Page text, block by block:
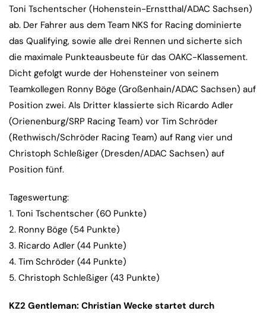
Toni Tschentscher (Hohenstein-Ernstthal/ADAC Sachsen)
ab. Der Fahrer aus dem Team NKS for Racing dominierte
das Qualifying, sowie alle drei Rennen und sicherte sich
die maximale Punkteausbeute für das OAKC-Klassement.
Dicht gefolgt wurde der Hohensteiner von seinem
Teamkollegen Ronny Böge (Großenhain/ADAC Sachsen) auf
Position zwei. Als Dritter klassierte sich Ricardo Adler
(Orienenburg/SRP Racing Team) vor Tim Schröder
(Rethwisch/Schröder Racing Team) auf Rang vier und
Christoph Schleßiger (Dresden/ADAC Sachsen) auf
Position fünf.
Tageswertung:
1. Toni Tschentscher (60 Punkte)
2. Ronny Böge (54 Punkte)
3. Ricardo Adler (44 Punkte)
4. Tim Schröder (44 Punkte)
5. Christoph Schleßiger (43 Punkte)
KZ2 Gentleman: Christian Wecke startet durch